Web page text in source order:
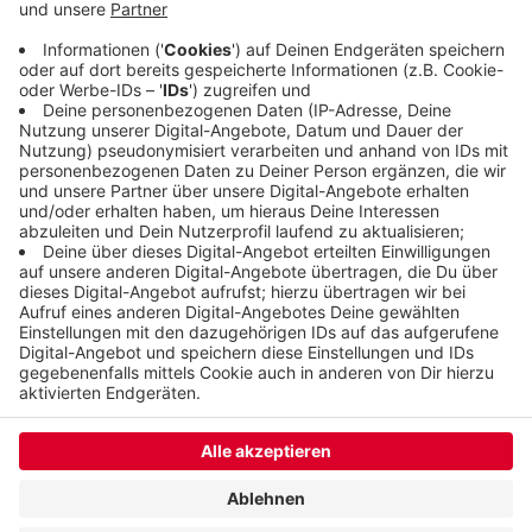
weichen muss, auch wenn keine alternativen
Räumlichkeiten gefunden werden könnten. Die
LINKE lehnt das Vorgehen ab.
Veröffentlicht: Freitag, 03.02.2023 14:23
Anzeige
Anzeige